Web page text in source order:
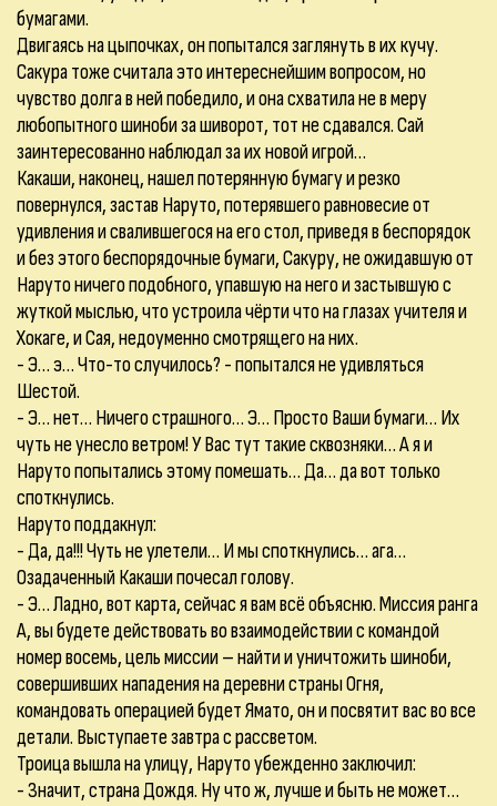
бумагами.
Двигаясь на цыпочках, он попытался заглянуть в их кучу.
Сакура тоже считала это интереснейшим вопросом, но
чувство долга в ней победило, и она схватила не в меру
любопытного шиноби за шиворот, тот не сдавался. Сай
заинтересованно наблюдал за их новой игрой…
Какаши, наконец, нашел потерянную бумагу и резко
повернулся, застав Наруто, потерявшего равновесие от
удивления и свалившегося на его стол, приведя в беспорядок
и без этого беспорядочные бумаги, Сакуру, не ожидавшую от
Наруто ничего подобного, упавшую на него и застывшую с
жуткой мыслью, что устроила чёрти что на глазах учителя и
Хокаге, и Сая, недоуменно смотрящего на них.
- Э… э… Что-то случилось? - попытался не удивляться
Шестой.
- Э… нет… Ничего страшного… Э… Просто Ваши бумаги… Их
чуть не унесло ветром! У Вас тут такие сквозняки… А я и
Наруто попытались этому помешать… Да… да вот только
споткнулись.
Наруто поддакнул:
- Да, да!!! Чуть не улетели… И мы споткнулись… ага…
Озадаченный Какаши почесал голову.
- Э… Ладно, вот карта, сейчас я вам всё объясню. Миссия ранга
А, вы будете действовать во взаимодействии с командой
номер восемь, цель миссии – найти и уничтожить шиноби,
совершивших нападения на деревни страны Огня,
командовать операцией будет Ямато, он и посвятит вас во все
детали. Выступаете завтра с рассветом.
Троица вышла на улицу, Наруто убежденно заключил:
- Значит, страна Дождя. Ну что ж, лучше и быть не может…